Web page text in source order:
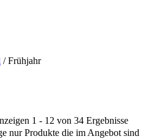
/ Frühjahr
1 - 12 von 34 Ergebnisse
nur Produkte die im Angebot sind